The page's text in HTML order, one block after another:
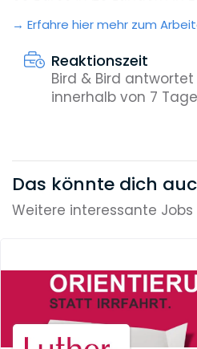
Erfahre hier mehr zum
Reaktionszeit
Bird & Bird
innerhalb von 7
Das könnte dich
Weitere interessante